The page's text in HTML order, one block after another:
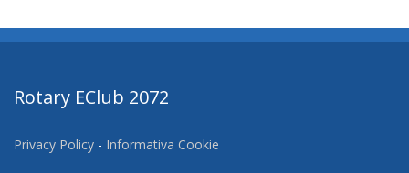
Rotary EClub 2072
Privacy Policy - Informativa Cookie